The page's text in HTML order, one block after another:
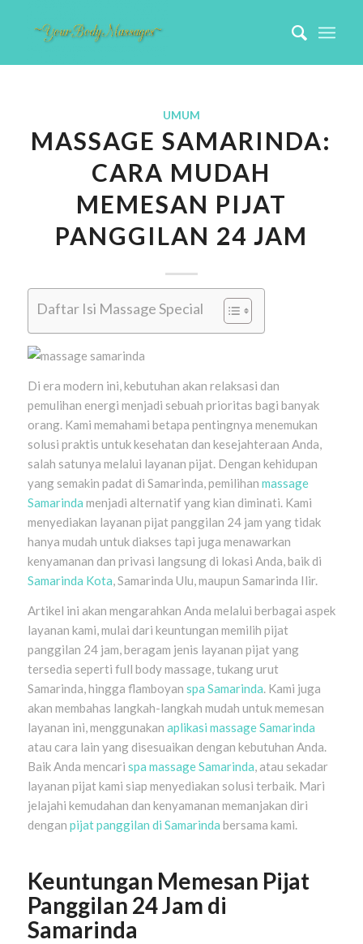
UMUM
MASSAGE SAMARINDA:
CARA MUDAH
MEMESAN PIJAT
PANGGILAN 24 JAM
Daftar Isi Massage Special
Di era modern ini, kebutuhan akan relaksasi dan
pemulihan energi menjadi sebuah prioritas bagi banyak
orang. Kami memahami betapa pentingnya menemukan
solusi praktis untuk kesehatan dan kesejahteraan Anda,
salah satunya melalui layanan pijat. Dengan kehidupan
yang semakin padat di Samarinda, pemilihan massage
Samarinda menjadi alternatif yang kian diminati. Kami
menyediakan layanan pijat panggilan 24 jam yang tidak
hanya mudah untuk diakses tapi juga menawarkan
kenyamanan dan privasi langsung di lokasi Anda, baik di
Samarinda Kota, Samarinda Ulu, maupun Samarinda Ilir.
Artikel ini akan mengarahkan Anda melalui berbagai aspek
layanan kami, mulai dari keuntungan memilih pijat
panggilan 24 jam, beragam jenis layanan pijat yang
tersedia seperti full body massage, tukang urut
Samarinda, hingga flamboyan spa Samarinda . Kami juga
akan membahas langkah-langkah mudah untuk memesan
layanan ini, menggunakan aplikasi massage Samarinda
atau cara lain yang disesuaikan dengan kebutuhan Anda.
Baik Anda mencari spa massage Samarinda , atau sekadar
layanan pijat kami siap menyediakan solusi terbaik. Mari
jelajahi kemudahan dan kenyamanan memanjakan diri
dengan pijat panggilan di Samarinda bersama kami.
Keuntungan Memesan Pijat
Panggilan 24 Jam di
Samarinda